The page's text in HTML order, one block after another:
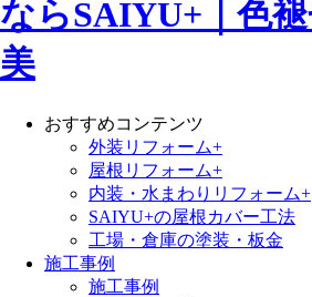
おすすめコンテンツ
外装リフォーム+
屋根リフォーム+
内装・水まわりリフォーム+
SAIYU+の屋根カバー工法
工場・倉庫の塗装・板金
施工事例
施工事例